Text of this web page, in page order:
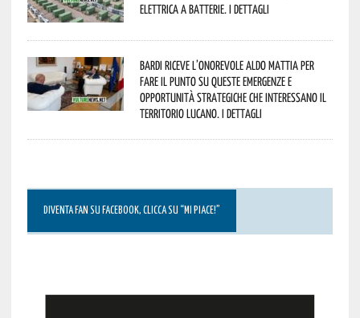
elettrica a batterie. I dettagli
Bardi riceve l’onorevole Aldo Mattia per
fare il punto su queste emergenze e
opportunità strategiche che interessano il
territorio lucano. I dettagli
DIVENTA FAN SU FACEBOOK, CLICCA SU “MI PIACE!”